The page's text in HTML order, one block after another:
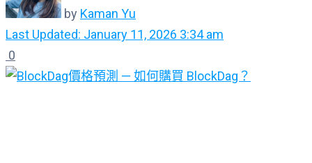
by Kaman Yu
Last Updated: January 11, 2026 3:34 am
0